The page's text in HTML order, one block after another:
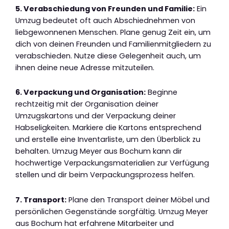
5. Verabschiedung von Freunden und Familie: Ein
Umzug bedeutet oft auch Abschiednehmen von
liebgewonnenen Menschen. Plane genug Zeit ein, um
dich von deinen Freunden und Familienmitgliedern zu
verabschieden. Nutze diese Gelegenheit auch, um
ihnen deine neue Adresse mitzuteilen.
6. Verpackung und Organisation: Beginne
rechtzeitig mit der Organisation deiner
Umzugskartons und der Verpackung deiner
Habseligkeiten. Markiere die Kartons entsprechend
und erstelle eine Inventarliste, um den Überblick zu
behalten. Umzug Meyer aus Bochum kann dir
hochwertige Verpackungsmaterialien zur Verfügung
stellen und dir beim Verpackungsprozess helfen.
7. Transport: Plane den Transport deiner Möbel und
persönlichen Gegenstände sorgfältig. Umzug Meyer
aus Bochum hat erfahrene Mitarbeiter und